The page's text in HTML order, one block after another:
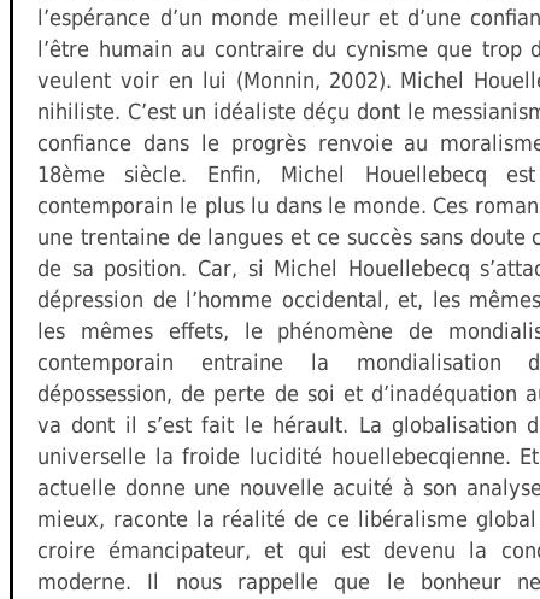
l’espérance d’un monde meilleur et d’une
l’être humain au contraire du cynisme que trop
veulent voir en lui (Monnin, 2002). Michel
nihiliste. C’est un idéaliste déçu dont le
confiance dans le progrès renvoie au
18ème siècle. Enfin, Michel Houellebecq
contemporain le plus lu dans le monde. Ces
une trentaine de langues et ce succès sans doute
de sa position. Car, si Michel Houellebecq
dépression de l’homme occidental, et, les
les mêmes effets, le phénomène de
contemporain entraine la mondialisation
dépossession, de perte de soi et d’inadéquation
va dont il s’est fait le hérault. La globalisation
universelle la froide lucidité houellebecqienne.
actuelle donne une nouvelle acuité à son
mieux, raconte la réalité de ce libéralisme global
croire émancipateur, et qui est devenu la
moderne. Il nous rappelle que le bonheur